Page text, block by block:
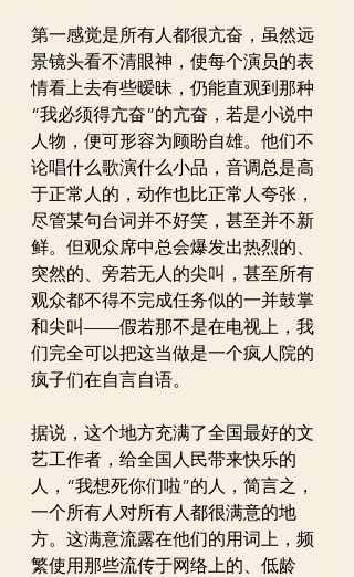
第一感觉是所有人都很亢奋，虽然远
景镜头看不清眼神，使每个演员的表
情看上去有些暧昧，仍能直观到那种
“我必须得亢奋”的亢奋，若是小说中
人物，便可形容为顾盼自雄。他们不
论唱什么歌演什么小品，音调总是高
于正常人的，动作也比正常人夸张，
尽管某句台词并不好笑，甚至并不新
鲜。但观众席中总会爆发出热烈的、
突然的、旁若无人的尖叫，甚至所有
观众都不得不完成任务似的一并鼓掌
和尖叫——假若那不是在电视上，我
们完全可以把这当做是一个疯人院的
疯子们在自言自语。
据说，这个地方充满了全国最好的文
艺工作者，给全国人民带来快乐的
人，“我想死你们啦”的人，简言之，
一个所有人对所有人都很满意的地
方。这满意流露在他们的用词上，频
繁使用那些流传于网络上的、低龄